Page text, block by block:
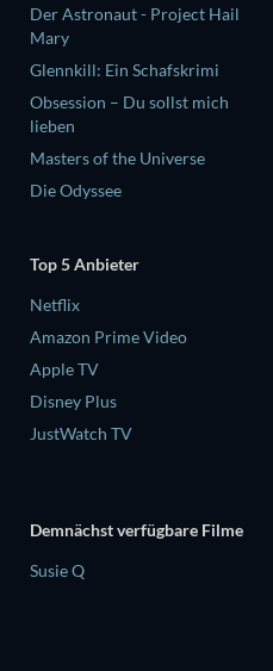
Der Astronaut - Project Hail
Mary
Glennkill: Ein Schafskrimi
Obsession – Du sollst mich
lieben
Masters of the Universe
Die Odyssee
Top 5 Anbieter
Netflix
Amazon Prime Video
Apple TV
Disney Plus
JustWatch TV
Demnächst verfügbare Filme
Susie Q